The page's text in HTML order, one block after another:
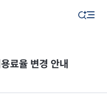
료율 변경 안내